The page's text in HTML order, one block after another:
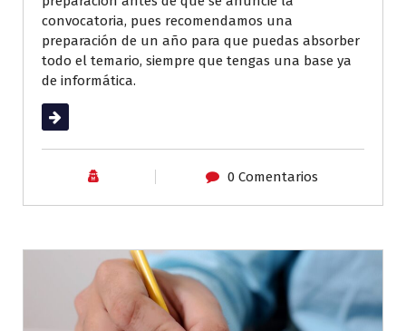
convocatoria, pues recomendamos una
preparación de un año para que puedas absorber
todo el temario, siempre que tengas una base ya
de informática.
Leer más
0 Comentarios